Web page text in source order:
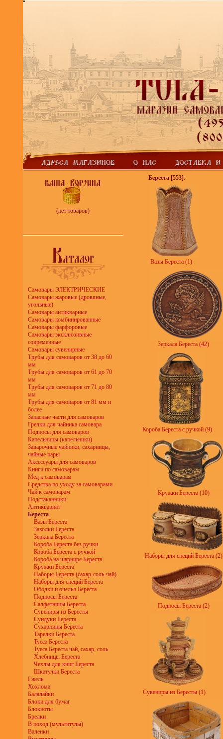
(нет товаров)
Самовары ЭЛЕКТРИЧЕСКИЕ
Самовары жаровые (дровяные,
угольные)
Самовары антикварные
Самовары комбинированные
Самовары фарфоровые
Самовары эксклюзивные
современные
Самовары сувенирные
Трубы для самоваров от 38 до 60
мм
Трубы для самоваров от 61 до 70
мм
Трубы для самоваров от 71 до 80
мм
Трубы для самоваров от 81 мм и
более
Запасные части для самоваров
Грелки для чайника самовара
Подносы для самоваров
Капельницы (капельники)
Заварочные чайники, сахарницы,
чайные пары
Аксессуары для самоваров
Книги по самоварам
Мёд к самоварам
Средства по уходу за самоварами
Чай к самоварам
Подстаканники
Антиквариат
Береста
Вазы Береста
Заколки Береста
Зеркала Береста
Короба Береста без ручки
Короба Береста с ручкой
Короба на шарнире Береста
Кружки Береста
Наборы Береста (сахар-соль-чай)
Наборы для специй Береста
Ободки и очелья Береста
Подносы Береста
Салфетницы Береста
Сувениры из Бересты
Сундуки Береста
Сухарницы Береста
Тарелки Береста
Туеса Береста
Туеса Береста чай, сахар, соль
Хлебницы Береста
Чехлы для книг Береста
Шкатулки Береста
Гжель
Хохлома
Балалайки
Блоки для бумаг
Блокноты
Брелки
В поход (мультитулы)
Валенки
Береста [553] :
Вазы Береста (1)
Зеркала Береста (42)
Короба Береста с ручкой (9)
Кружки Береста (10)
Наборы для специй Береста (2)
Подносы Береста (2)
Сувениры из Бересты (1)